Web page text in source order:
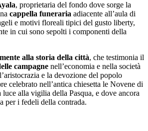
, proprietaria del fondo dove sorge la
cappella funeraria adiacente all’aula di
e motivi floreali tipici del gusto liberty,
in cui sono sepolti i componenti della
alla storia della città, che testimonia il
campagne nell’economia e nella società
e la devozione del popolo
celebrato nell’antica chiesetta le Novene di
alla vigilia della Pasqua, e dove ancora
per i fedeli della contrada.